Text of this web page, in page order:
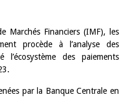
Marchés Financiers (IMF), les
procède à l’analyse des
des paiements
par la Banque Centrale en